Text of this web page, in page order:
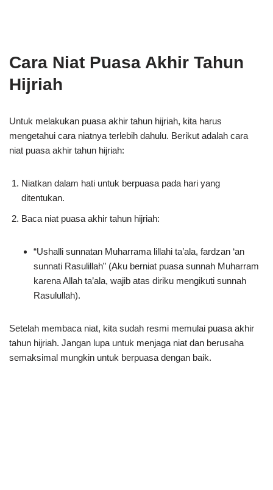
Cara Niat Puasa Akhir Tahun
Hijriah
Untuk melakukan puasa akhir tahun hijriah, kita harus
mengetahui cara niatnya terlebih dahulu. Berikut adalah cara
niat puasa akhir tahun hijriah:
Niatkan dalam hati untuk berpuasa pada hari yang
ditentukan.
Baca niat puasa akhir tahun hijriah:
“Ushalli sunnatan Muharrama lillahi ta’ala, fardzan ‘an
sunnati Rasulillah” (Aku berniat puasa sunnah Muharram
karena Allah ta’ala, wajib atas diriku mengikuti sunnah
Rasulullah).
Setelah membaca niat, kita sudah resmi memulai puasa akhir
tahun hijriah. Jangan lupa untuk menjaga niat dan berusaha
semaksimal mungkin untuk berpuasa dengan baik.